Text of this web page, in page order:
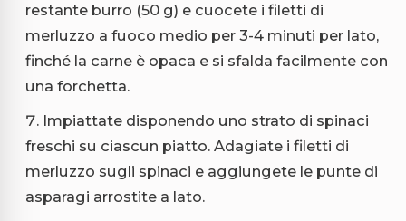
restante burro (50 g) e cuocete i filetti di
merluzzo a fuoco medio per 3-4 minuti per lato,
finché la carne è opaca e si sfalda facilmente con
una forchetta.
Impiattate disponendo uno strato di spinaci
freschi su ciascun piatto. Adagiate i filetti di
merluzzo sugli spinaci e aggiungete le punte di
asparagi arrostite a lato.